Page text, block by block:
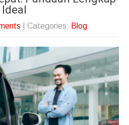
| Categories: Blog